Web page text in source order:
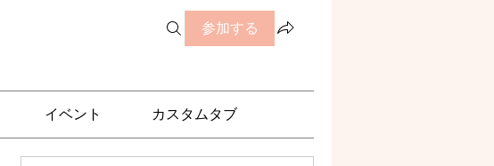
参加する
イベント カスタムタブ